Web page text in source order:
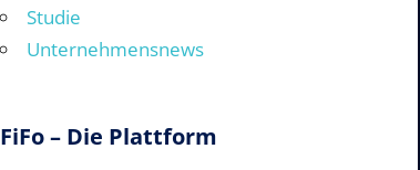
Studie
Unternehmensnews
FiFo – Die Plattform